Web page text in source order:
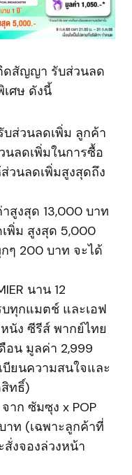
ดสัญญา รับส่วนลด
ศษ ดังนี้
บส่วนลดเพิ่ม ลูกค้า
นลดเพิ่มในการซื้อ
วนลดเพิ่มสูงสุดถึง
สูงสุด 13,000 บาท
พิ่ม สูงสุด 5,000
ๆ 200 บาท จะได้
นาน 12
ทุกแมตช์ และเอฟ
นัง ซีรีส์ พากย์ไทย
อน มูลค่า 2,999
บียนความสนใจและ
ทธิ์)
าก ซัมซุง x POP
าท (เฉพาะลูกค้าที่
งจองล่วงหน้า